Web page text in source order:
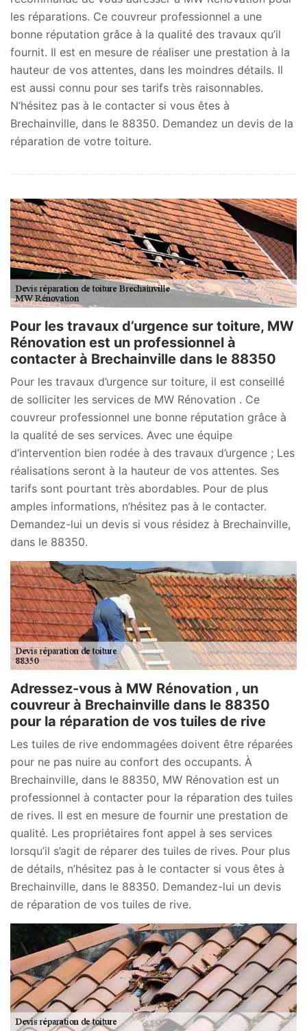
les réparations. Ce couvreur professionnel a une
bonne réputation grâce à la qualité des travaux qu’il
fournit. Il est en mesure de réaliser une prestation à la
hauteur de vos attentes, dans les moindres détails. Il
est aussi connu pour ses tarifs très raisonnables.
N’hésitez pas à le contacter si vous êtes à
Brechainville, dans le 88350. Demandez un devis de la
réparation de votre toiture.
Pour les travaux d’urgence sur toiture, MW
Rénovation est un professionnel à
contacter à Brechainville dans le 88350
Pour les travaux d’urgence sur toiture, il est conseillé
de solliciter les services de MW Rénovation . Ce
couvreur professionnel une bonne réputation grâce à
la qualité de ses services. Avec une équipe
d’intervention bien rodée à des travaux d’urgence ; Les
réalisations seront à la hauteur de vos attentes. Ses
tarifs sont pourtant très abordables. Pour de plus
amples informations, n’hésitez pas à le contacter.
Demandez-lui un devis si vous résidez à Brechainville,
dans le 88350.
Adressez-vous à MW Rénovation , un
couvreur à Brechainville dans le 88350
pour la réparation de vos tuiles de rive
Les tuiles de rive endommagées doivent être réparées
pour ne pas nuire au confort des occupants. À
Brechainville, dans le 88350, MW Rénovation est un
professionnel à contacter pour la réparation des tuiles
de rives. Il est en mesure de fournir une prestation de
qualité. Les propriétaires font appel à ses services
lorsqu’il s’agit de réparer des tuiles de rives. Pour plus
de détails, n’hésitez pas à le contacter si vous êtes à
Brechainville, dans le 88350. Demandez-lui un devis
de réparation de vos tuiles de rive.